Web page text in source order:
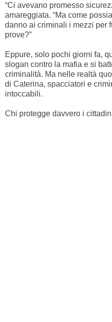
“Ci avevano promesso
amareggiata. “Ma come
danno ai criminali i mezzi per
prove?”
Eppure, solo pochi giorni fa,
slogan contro la mafia e si
criminalità. Ma nelle realtà
di Caterina, spacciatori e
intoccabili.
Chi protegge davvero i